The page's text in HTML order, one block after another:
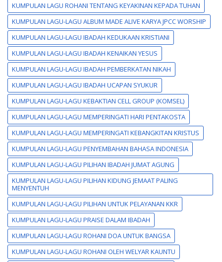
KUMPULAN LAGU ROHANI TENTANG KEYAKINAN KEPADA TUHAN
KUMPULAN LAGU-LAGU ALBUM MADE ALIVE KARYA JPCC WORSHIP
KUMPULAN LAGU-LAGU IBADAH KEDUKAAN KRISTIANI
KUMPULAN LAGU-LAGU IBADAH KENAIKAN YESUS
KUMPULAN LAGU-LAGU IBADAH PEMBERKATAN NIKAH
KUMPULAN LAGU-LAGU IBADAH UCAPAN SYUKUR
KUMPULAN LAGU-LAGU KEBAKTIAN CELL GROUP (KOMSEL)
KUMPULAN LAGU-LAGU MEMPERINGATI HARI PENTAKOSTA
KUMPULAN LAGU-LAGU MEMPERINGATI KEBANGKITAN KRISTUS
KUMPULAN LAGU-LAGU PENYEMBAHAN BAHASA INDONESIA
KUMPULAN LAGU-LAGU PILIHAN IBADAH JUMAT AGUNG
KUMPULAN LAGU-LAGU PILIHAN KIDUNG JEMAAT PALING
MENYENTUH
KUMPULAN LAGU-LAGU PILIHAN UNTUK PELAYANAN KKR
KUMPULAN LAGU-LAGU PRAISE DALAM IBADAH
KUMPULAN LAGU-LAGU ROHANI DOA UNTUK BANGSA
KUMPULAN LAGU-LAGU ROHANI OLEH WELYAR KAUNTU